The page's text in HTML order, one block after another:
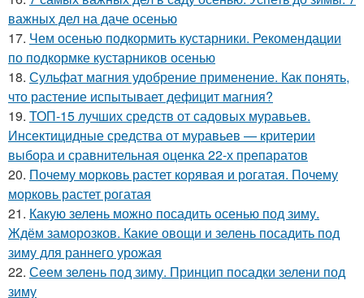
важных дел на даче осенью
17. Чем осенью подкормить кустарники. Рекомендации
по подкормке кустарников осенью
18. Сульфат магния удобрение применение. Как понять,
что растение испытывает дефицит магния?
19. ТОП-15 лучших средств от садовых муравьев.
Инсектицидные средства от муравьев — критерии
выбора и сравнительная оценка 22-х препаратов
20. Почему морковь растет корявая и рогатая. Почему
морковь растет рогатая
21. Какую зелень можно посадить осенью под зиму.
Ждём заморозков. Какие овощи и зелень посадить под
зиму для раннего урожая
22. Сеем зелень под зиму. Принцип посадки зелени под
зиму